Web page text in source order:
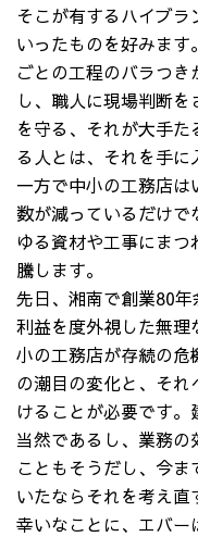
そこが有するハイブ
いったものを好みま
ごとの工程のバラつ
し、職人に現場判断
を守る、それが大手
る人とは、それを手に
一方で中小の工務店
数が減っているだけで
ゆる資材や工事にま
騰します。
先日、湘南で創業80年
利益を度外視した無
小の工務店が存続の
の潮目の変化と、そ
けることが必要です
当然であるし、業務の
こともそうだし、今
いたならそれを考え直
幸いなことに、エバ